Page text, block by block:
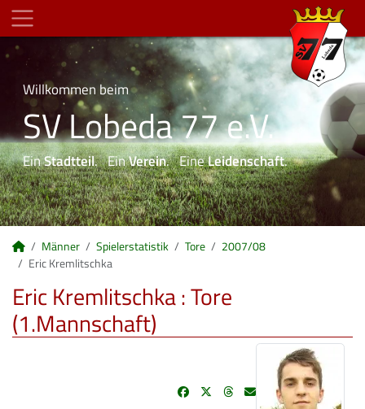
Willkommen beim
SV Lobeda 77 e.V.
EinStadtteil. EinVerein. EineLeidenschaft.
Männer Spielerstatistik Tore
2007/08
Eric Kremlitschka
Eric Kremlitschka : Tore
(1.Mannschaft)